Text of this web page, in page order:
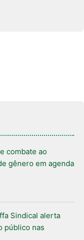
combate ao
gênero em agenda
Sindical alerta
público nas